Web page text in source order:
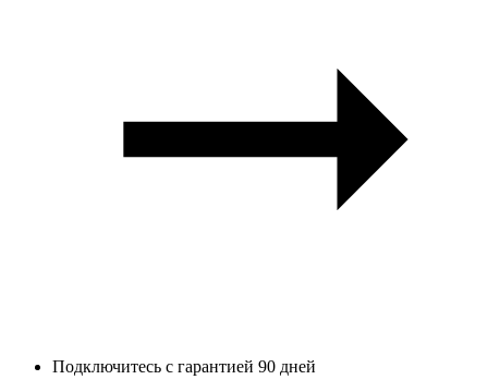
Подключитесь с гарантией 90 дней